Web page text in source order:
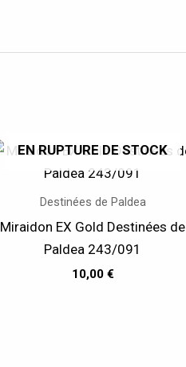
EN RUPTURE DE STOCK
Destinées de Paldea
Miraidon EX Gold Destinées de
Paldea 243/091
10,00 €